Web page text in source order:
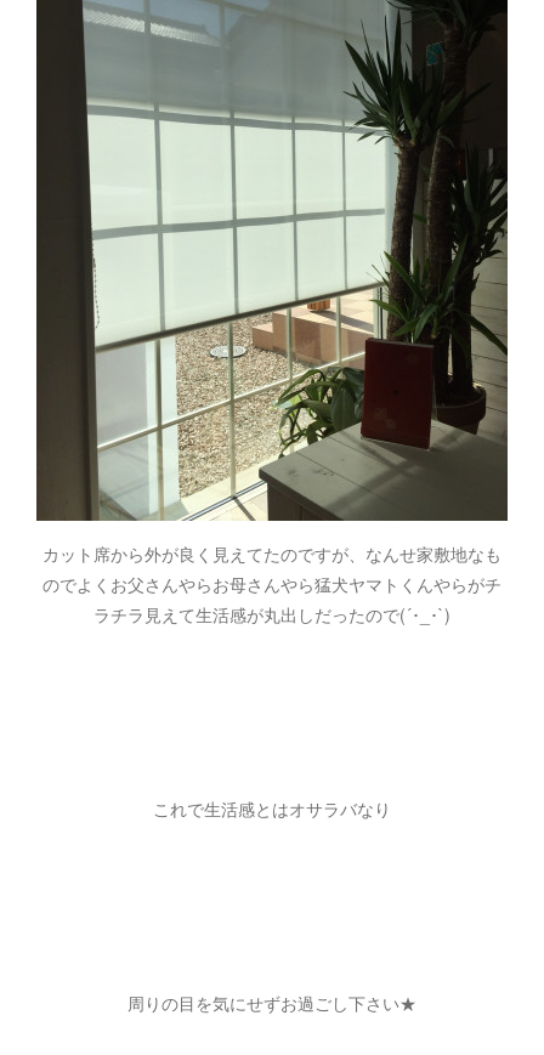
カット席から外が良く見えてたのですが、なんせ家敷地なも
のでよくお父さんやらお母さんやら猛犬ヤマトくんやらがチ
ラチラ見えて生活感が丸出しだったので(´･_･`)
これで生活感とはオサラバなり
周りの目を気にせずお過ごし下さい★